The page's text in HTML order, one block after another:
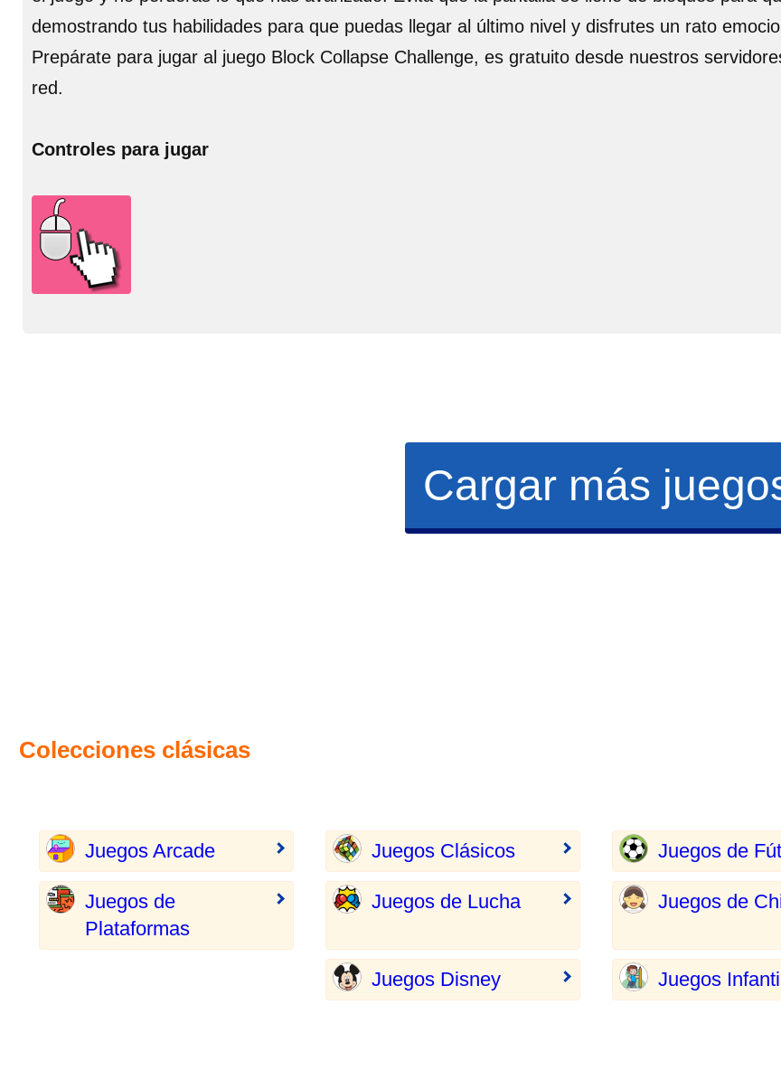
demostrando tus habilidades para que puedas llegar al último nivel y disfrutes un rato
Prepárate para jugar al juego Block Collapse Challenge, es gratuito desde nuestros
red.
Controles para jugar
Cargar más
Colecciones clásicas
Juegos Arcade Juegos Clásicos Juegos de
Juegos de
Plataformas
Juegos de Lucha Juegos de
Juegos Disney Juegos